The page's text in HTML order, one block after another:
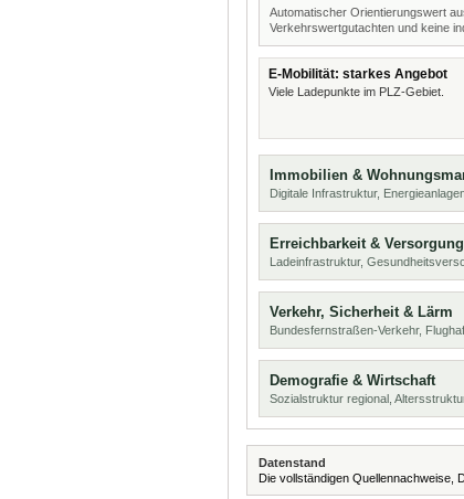
Automatischer Orientierungswert
Verkehrswertgutachten und keine
E-Mobilität: starkes Angebot
Viele Ladepunkte im PLZ-Gebiet.
Immobilien &
Digitale Infrastruktur,
Erreichbarkeit & Versorgung
Ladeinfrastruktur,
Verkehr, Sicherheit & Lärm
Bundesfernstraßen-Verkehr,
Demografie & Wirtschaft
Sozialstruktur regional,
Datenstand
Die vollständigen Quellennachweise,